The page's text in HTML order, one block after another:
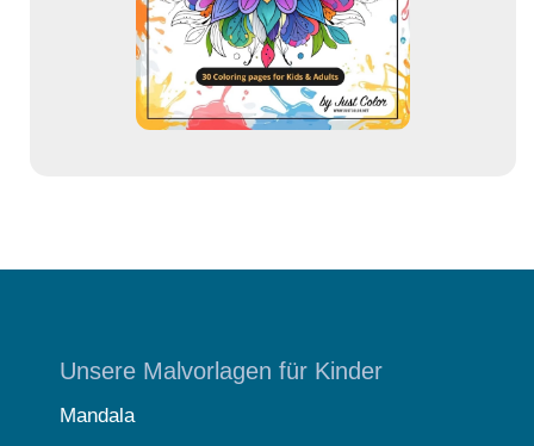
Unsere Malvorlagen für Kinder
Mandala